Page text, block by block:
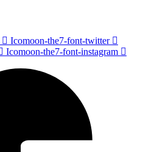
Icomoon-the7-font-twitter
Icomoon-the7-font-instagram